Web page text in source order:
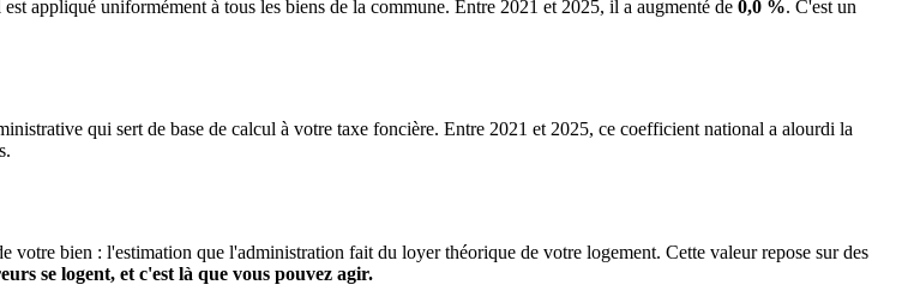
appliqué uniformément à tous les biens de la commune. Entre 2021 et 2025, il a augmenté de 0,0 %. C'est un
qui sert de base de calcul à votre taxe foncière. Entre 2021 et 2025, ce coefficient national a alourdi la
votre bien : l'estimation que l'administration fait du loyer théorique de votre logement. Cette valeur repose sur des
se logent, et c'est là que vous pouvez agir.